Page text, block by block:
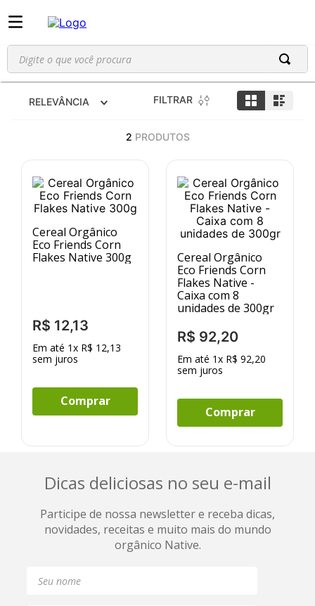
Digite o que você procura
RELEVÂNCIA FILTRAR
2 PRODUTOS
Cereal Orgânico
Eco Friends Corn
Flakes Native 300g
R$ 12,13
Em até 1x R$ 12,13
sem juros
Comprar
Cereal Orgânico
Eco Friends Corn
Flakes Native -
Caixa com 8
unidades de 300gr
R$ 92,20
Em até 1x R$ 92,20
sem juros
Comprar
Dicas deliciosas no seu e-mail
Participe de nossa newsletter e receba dicas,
novidades, receitas e muito mais do mundo
orgânico Native.